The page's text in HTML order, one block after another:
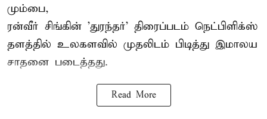
மும்பை,
ரன்வீர் சிங்கின் 'துரந்தர்' திரைப்படம் நெட்பிளிக்ஸ்
தளத்தில் உலகளவில் முதலிடம் பிடித்து இமாலய
சாதனை படைத்தது.
Read More